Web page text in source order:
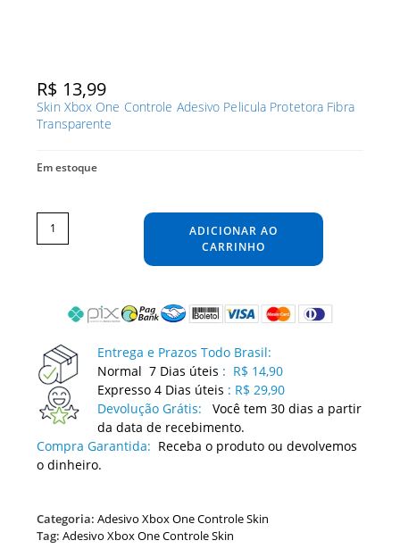
R$ 13,99
Skin Xbox One Controle Adesivo Pelicula Protetora Fibra
Transparente
Em estoque
Skin
Xbox
One
Controle
Pelicula
ADICIONAR AO
CARRINHO
Entrega e Prazos Todo Brasil:
Normal 7 Dias úteis : R$ 14,90
Expresso 4 Dias úteis : R$ 29,90
Devolução Grátis:
Você tem 30 dias a partir
da data de recebimento.
Compra Garantida: Receba o produto ou devolvemos
o dinheiro.
Categoria:Adesivo Xbox One Controle Skin
Tag:Adesivo Xbox One Controle Skin